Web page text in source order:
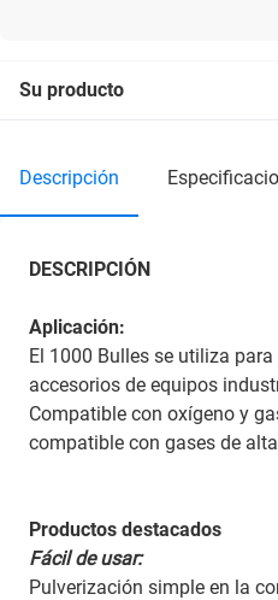
Su producto
descripción
DESCRIPCIÓN
Aplicación:
El 1000 Bulles se utiliza
accesorios de equipos
Compatible con oxígeno y
compatible con gases de
Productos destacados
Fácil de usar:
Pulverización simple en la